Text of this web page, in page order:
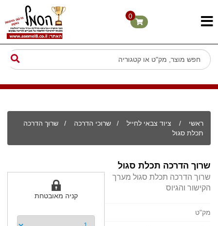
0
ראשי / ציוד צבאי לחייל / שרוכי הדרכה
/ שרוך הדרכה
תכלת סגול
שרוך הדרכה תכלת סגול
קניה מאובטחת
שרוך הדרכה תכלת סגול מערך
הקישור והגיוס
מק"ט